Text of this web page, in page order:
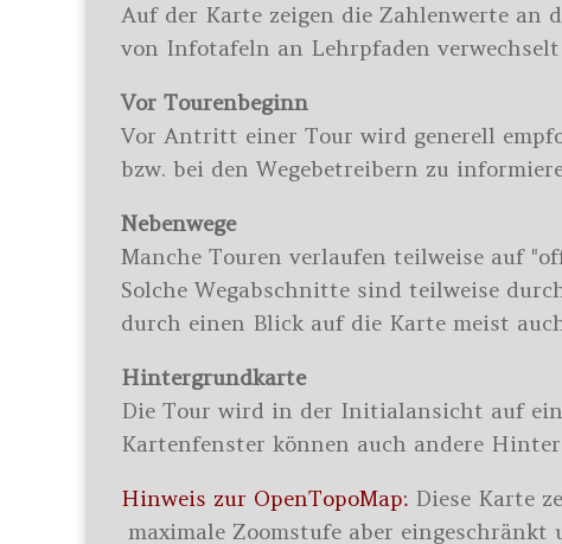
Auf der Karte zeigen die Zahlenwerte
von Infotafeln an Lehrpfaden
Vor Tourenbeginn
Vor Antritt einer Tour wird generell
bzw. bei den Wegebetreibern zu
Nebenwege
Manche Touren verlaufen teilweise auf
Solche Wegabschnitte sind teilweise
durch einen Blick auf die Karte meist
Hintergrundkarte
Die Tour wird in der Initialansicht auf
Kartenfenster können auch andere
Hinweis zur OpenTopoMap: Diese Karte
maximale Zoomstufe aber